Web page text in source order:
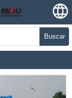
Buscar